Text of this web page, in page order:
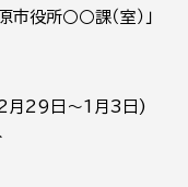
役所○○課（室）」
月29日～1月3日)